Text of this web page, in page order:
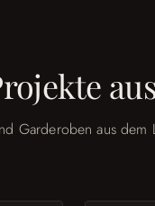
Garderoben aus